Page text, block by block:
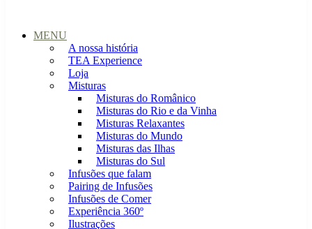
MENU
A nossa história
TEA Experience
Loja
Misturas
Misturas do Românico
Misturas do Rio e da Vinha
Misturas Relaxantes
Misturas do Mundo
Misturas das Ilhas
Misturas do Sul
Infusões que falam
Pairing de Infusões
Infusões de Comer
Experiência 360º
Ilustrações